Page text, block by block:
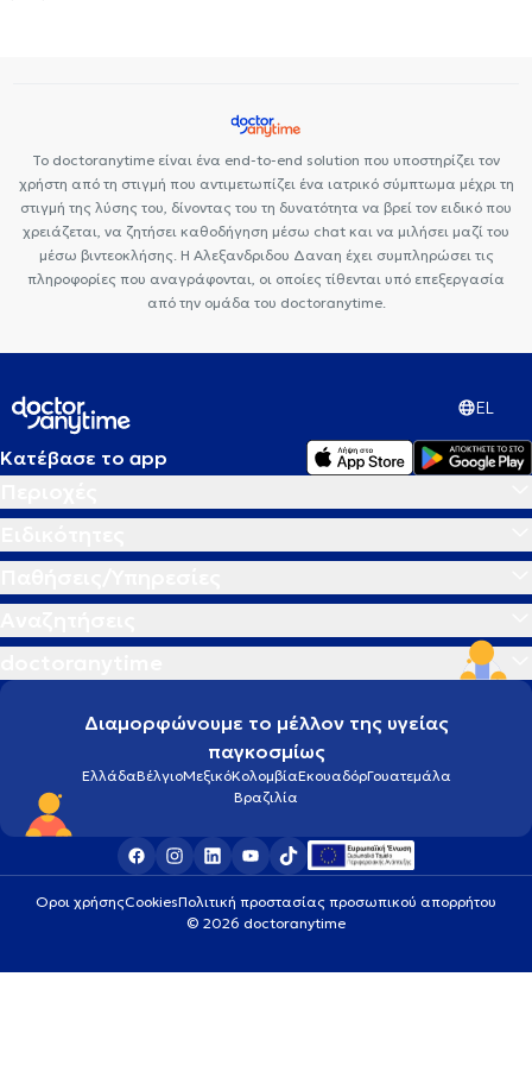
Το doctoranytime είναι ένα end-to-end solution που υποστηρίζει τον
χρήστη από τη στιγμή που αντιμετωπίζει ένα ιατρικό σύμπτωμα μέχρι τη
στιγμή της λύσης του, δίνοντας του τη δυνατότητα να βρεί τον ειδικό που
χρειάζεται, να ζητήσει καθοδήγηση μέσω chat και να μιλήσει μαζί του
μέσω βιντεοκλήσης. Η Αλεξανδριδου Δαναη έχει συμπληρώσει τις
πληροφορίες που αναγράφονται, οι οποίες τίθενται υπό επεξεργασία
από την ομάδα του doctoranytime.
EL
Κατέβασε το app
Διαμορφώνουμε το μέλλον της υγείας
παγκοσμίως
ΕλλάδαΒέλγιοΜεξικόΚολομβίαΕκουαδόρΓουατεμάλα
Βραζιλία
Οροι χρήσηςCookiesΠολιτική προστασίας προσωπικού απορρήτου
© 2026 doctoranytime